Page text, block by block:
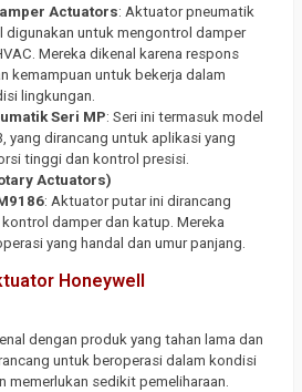
Actuators: Aktuator pneumatik
digunakan untuk mengontrol damper
Mereka dikenal karena respons
kemampuan untuk bekerja dalam
lingkungan.
Seri MP: Seri ini termasuk model
yang dirancang untuk aplikasi yang
tinggi dan kontrol presisi.
Actuators)
: Aktuator putar ini dirancang
damper dan katup. Mereka
yang handal dan umur panjang.
Honeywell
dengan produk yang tahan lama dan
untuk beroperasi dalam kondisi
memerlukan sedikit pemeliharaan.